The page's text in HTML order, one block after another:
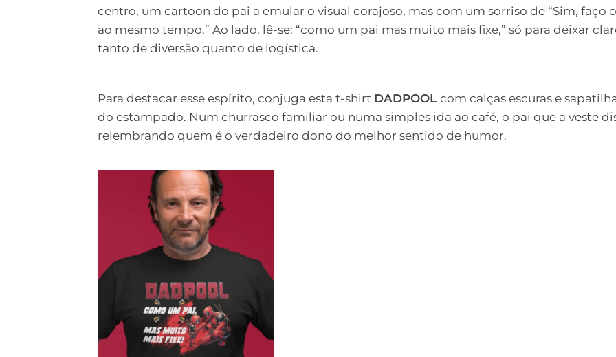
centro, um cartoon do pai a emular o visual corajoso, mas com um sorriso de “Sim, faço
ao mesmo tempo.” Ao lado, lê-se: “como um pai mas muito mais fixe,” só para deixar
tanto de diversão quanto de logística.
Para destacar esse espírito, conjuga esta t-shirt DADPOOL com calças escuras e
do estampado. Num churrasco familiar ou numa simples ida ao café, o pai que a veste
relembrando quem é o verdadeiro dono do melhor sentido de humor.